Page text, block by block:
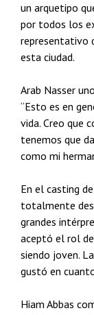
un arquetipo
por todos los
representativo
esta ciudad.
Arab Nasser
“Esto es en
vida. Creo que
tenemos que
como mi
En el casting
totalmente
grandes
aceptó el rol
siendo joven.
gustó en
Hiam Abbas